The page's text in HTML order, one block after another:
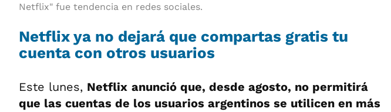
Netflix" fue tendencia en redes sociales.
Netflix ya no dejará que compartas gratis tu
cuenta con otros usuarios
Este lunes, Netflix anunció que, desde agosto, no permitirá
que las cuentas de los usuarios argentinos se utilicen en más